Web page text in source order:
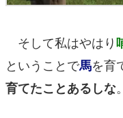
そして私はやはり
ということで馬を育
育てたことあるしな